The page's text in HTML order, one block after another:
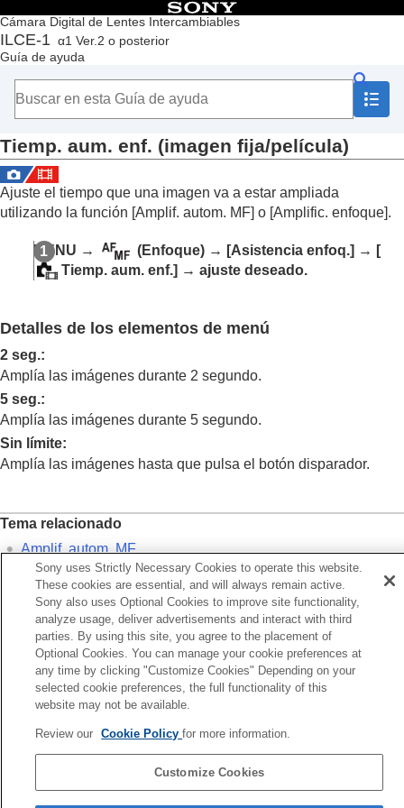
Cámara Digital de Lentes Intercambiables
ILCE-1 α1 Ver.2 o posterior
Guía de ayuda
Contenido
Principio
Cómo utilizar la “Guía de ayuda”
Comprobación de la cámara y los elementos suministrados
Operaciones básicas
Preparación de la cámara/Operaciones básicas de toma
Búsqueda de funciones desde MENU
Utilización de las funciones de toma de imágenes
Contenido de este capítulo
Enfoque
AF de cara/ojo
Ajuste del área de enfoque conforme a la
(Conm.áreaAF V/H)
Borrado de un área AF registrada (Borr. área
Lím. área enfoque(imagen fija/película)
Col. cuadro enfoq.
Desact. Aut. Área AF
Vis. área dur seguim.
Visual. área AF-C
Área detección fase
Sens. Seguim. AF
Vel. transición AF
S. camb motiv. AF
Ayuda de AF
Selector AF/MF
AF c/obturador
AF activado
Ajuste prior en AF-S
Tiemp. aum. enf. (imagen fija/película)
Ajuste el tiempo que una imagen va a estar ampliada
utilizando la función [Amplif. autom. MF] o [Amplific. enfoque].
MENU → (Enfoque) → [Asistencia enfoq.] → [
Tiemp. aum. enf.] → ajuste deseado.
Detalles de los elementos de menú
2 seg.:
Amplía las imágenes durante 2 segundo.
5 seg.:
Amplía las imágenes durante 5 segundo.
Sin límite:
Amplía las imágenes hasta que pulsa el botón disparador.
Tema relacionado
Amplif. autom. MF
Amplific. enfoque
Anterior
enfoque
Siguiente
Aum. inic. enfoq. (imagen
Ver.2.00, consulte la Guía de ayuda en la URL siguiente.
Página de selección de idioma
Sony uses Strictly Necessary Cookies to operate this website.
These cookies are essential, and will always remain active.
Sony also uses Optional Cookies to improve site functionality,
analyze usage, deliver advertisements and interact with third
parties. By using this site, you agree to the placement of
Optional Cookies. You can manage your cookie preferences at
any time by clicking "Customize Cookies" Depending on your
selected cookie preferences, the full functionality of this
website may not be available.
Review our Cookie Policyfor more information.
Customize Cookies